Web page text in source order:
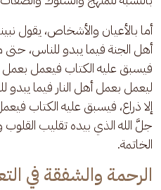
أما بالأعيان والأشخاص، يقول
أهل الجنة فيما يبدو للناس، حتى
فيسبق عليه الكتاب فيعمل بعمل
ليعمل بعمل أهل النار فيما يبدو
إلا ذراع، فيسبق عليه الكتاب
جلَّ الله الذي بيده تقليب
الخاتمة.
الرحمة والشفقة في